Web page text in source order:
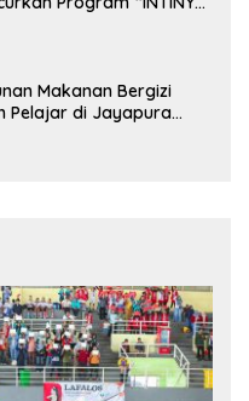
Makanan Bergizi
Pelajar di Jayapura